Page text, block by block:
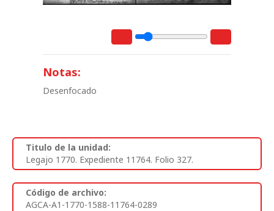
Notas:
Desenfocado
Titulo de la unidad:
Legajo 1770. Expediente 11764. Folio 327.
Código de archivo:
AGCA-A1-1770-1588-11764-0289